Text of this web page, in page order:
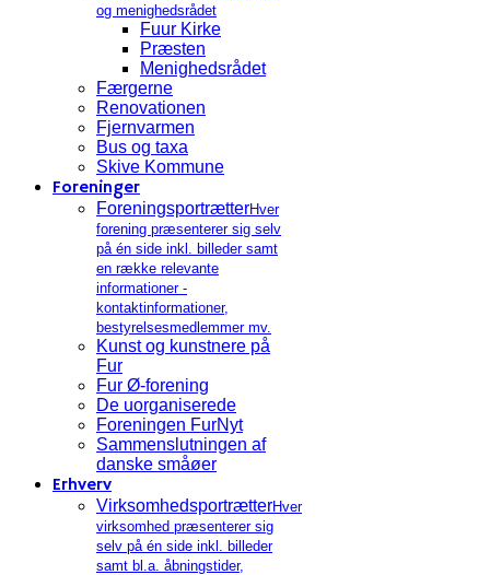
og menighedsrådet
Fuur Kirke
Præsten
Menighedsrådet
Færgerne
Renovationen
Fjernvarmen
Bus og taxa
Skive Kommune
Foreninger
ForeningsportrætterHver
forening præsenterer sig selv
på én side inkl. billeder samt
en række relevante
informationer -
kontaktinformationer,
bestyrelsesmedlemmer mv.
Kunst og kunstnere på
Fur
Fur Ø-forening
De uorganiserede
Foreningen FurNyt
Sammenslutningen af
danske småøer
Erhverv
VirksomhedsportrætterHver
virksomhed præsenterer sig
selv på én side inkl. billeder
samt bl.a. åbningstider,